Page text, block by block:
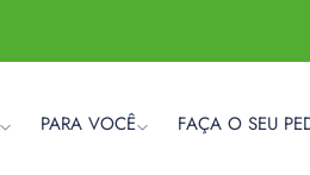
PARA VOCÊ FAÇA O SEU